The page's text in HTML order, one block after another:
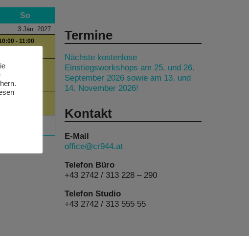
So
3 Jän. 2027
- 11:00
- 18:00
Termine
Nächste kostenlose
Einstiegsworkshops am 25. und 26.
September 2026 sowie am 13. und
14. November 2026!
Kontakt
E-Mail
office@cr944.at
Telefon Büro
+43 2742 / 313 228 – 290
Telefon Studio
+43 2742 / 313 555 55